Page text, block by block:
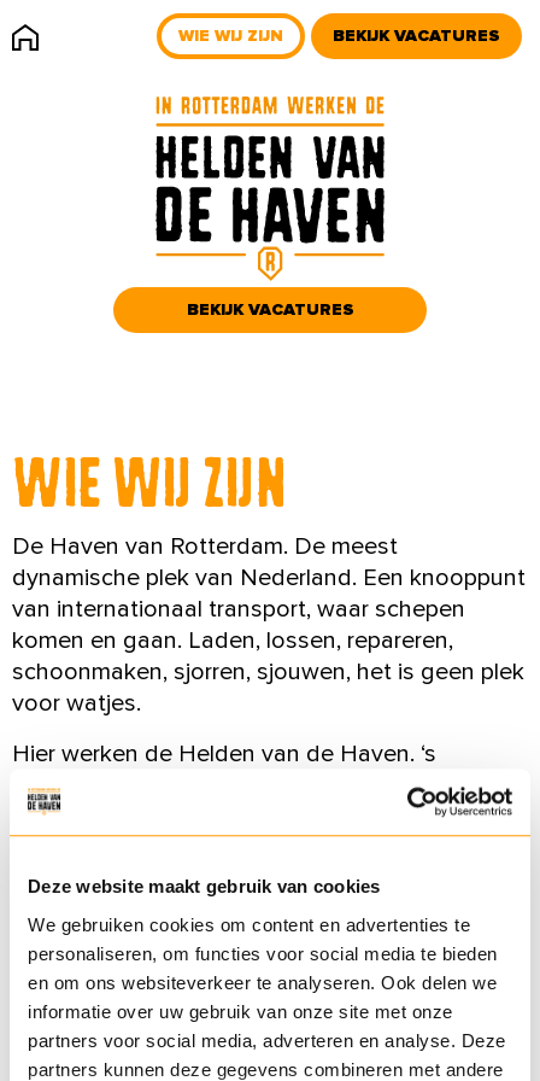
Deze website maakt gebruik van cookies
We gebruiken cookies om content en advertenties te
personaliseren, om functies voor social media te bieden
en om ons websiteverkeer te analyseren. Ook delen we
informatie over uw gebruik van onze site met onze
partners voor social media, adverteren en analyse. Deze
partners kunnen deze gegevens combineren met andere
WIE WIJ ZIJN BEKIJK VACATURES
BEKIJK VACATURES
Wie wij zijn
De Haven van Rotterdam. De meest
dynamische plek van Nederland. Een knooppunt
van internationaal transport, waar schepen
komen en gaan. Laden, lossen, repareren,
schoonmaken, sjorren, sjouwen, het is geen plek
voor watjes.
Hier werken de Helden van de Haven. ‘s
Ochtends vroeg, ‘s avonds laat, je kunt op ze
rekenen, want de Haven moet altijd door. Het
Helden van de Haven is een online platform dat
wordt vertegenwoordigddoor diverse
havenbedrijven. Bedrijven met ieder een eigen
expertise en een gezamenlijke passie voor de
Rotterdamse Haven!
Op ons platform maak je kennis met het werk en